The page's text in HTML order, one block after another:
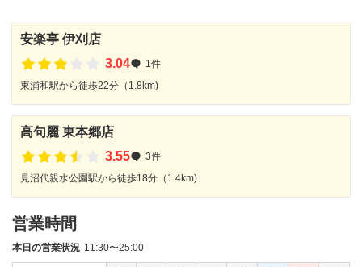
安楽亭 伊刈店
3.04
1件
東浦和駅から徒歩22分（1.8km)
高句麗 東本郷店
3.55
3件
見沼代親水公園駅から徒歩18分（1.4km)
営業時間
本日の営業状況 11:30〜25:00